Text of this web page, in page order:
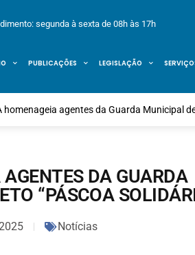
segunda à sexta de 08h às 17h
PUBLICAÇÕES LEGISLAÇÃO
homenageia agentes da Guarda Municipal
DA GUARDA
“PÁSCOA
Notícias